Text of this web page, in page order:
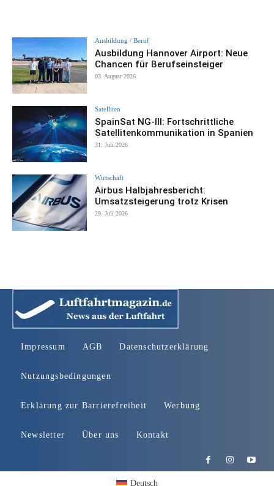
Ausbildung / Beruf
Ausbildung Hannover Airport: Neue
Chancen für Berufseinsteiger
03. August 2026
Satelliten
SpainSat NG-III: Fortschrittliche
Satellitenkommunikation in Spanien
31. Juli 2026
Wirtschaft
Airbus Halbjahresbericht:
Umsatzsteigerung trotz Krisen
29. Juli 2026
Impressum AGB Datenschutzerklärung
Nutzungsbedingungen
Erklärung zur Barrierefreiheit Werbung
Newsletter Über uns Kontakt
Deutsch